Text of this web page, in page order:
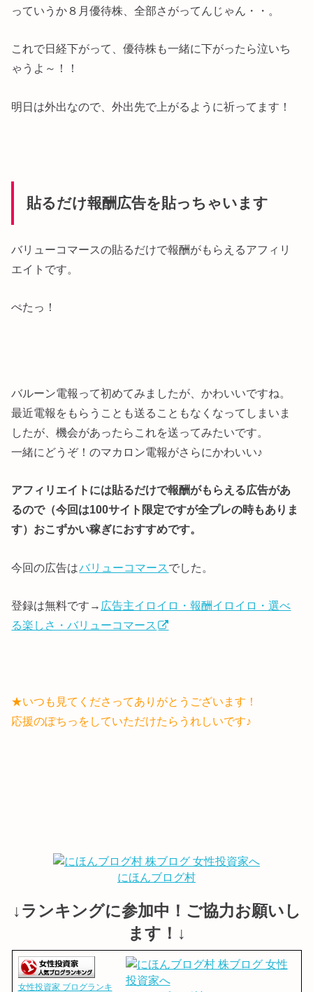
っていうか８月優待株、全部さがってんじゃん・・。
これで日経下がって、優待株も一緒に下がったら泣いち
ゃうよ～！！
明日は外出なので、外出先で上がるように祈ってます！
貼るだけ報酬広告を貼っちゃいます
バリューコマースの貼るだけで報酬がもらえるアフィリ
エイトです。
ぺたっ！
バルーン電報って初めてみましたが、かわいいですね。
最近電報をもらうことも送ることもなくなってしまいま
したが、機会があったらこれを送ってみたいです。
一緒にどうぞ！のマカロン電報がさらにかわいい♪
アフィリエイトには貼るだけで報酬がもらえる広告があ
るので（今回は100サイト限定ですが全プレの時もありま
す）おこずかい稼ぎにおすすめです。
今回の広告はバリューコマース でした。
登録は無料です→ 広告主イロイロ・報酬イロイロ・選べ
る楽しさ・バリューコマース
★いつも見てくださってありがとうございます！
応援のぽちっをしていただけたらうれしいです♪
にほんブログ村
↓ランキングに参加中！ご協力お願いし
ます！↓
女性投資家 ブログランキ